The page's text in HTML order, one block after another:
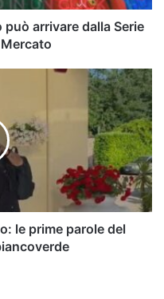
arrivare dalla Serie
le prime parole del